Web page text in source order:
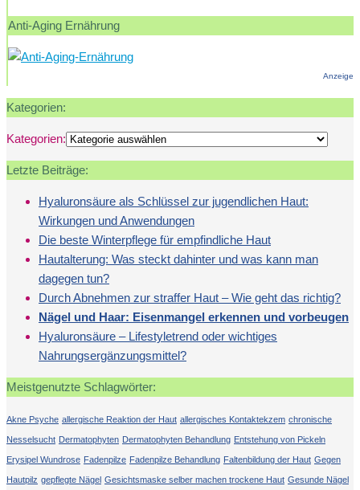
Anti-Aging Ernährung
Anzeige
Kategorien:
Kategorien:
Letzte Beiträge:
Hyaluronsäure als Schlüssel zur jugendlichen Haut:
Wirkungen und Anwendungen
Die beste Winterpflege für empfindliche Haut
Hautalterung: Was steckt dahinter und was kann man
dagegen tun?
Durch Abnehmen zur straffer Haut – Wie geht das richtig?
Nägel und Haar: Eisenmangel erkennen und vorbeugen
Hyaluronsäure – Lifestyletrend oder wichtiges
Nahrungsergänzungsmittel?
Meistgenutzte Schlagwörter:
Akne Psyche allergische Reaktion der Haut allergisches Kontaktekzem chronische
Nesselsucht Dermatophyten Dermatophyten Behandlung Entstehung von Pickeln
Erysipel Wundrose Fadenpilze Fadenpilze Behandlung Faltenbildung der Haut Gegen
Hautpilz gepflegte Nägel Gesichtsmaske selber machen trockene Haut Gesunde Nägel